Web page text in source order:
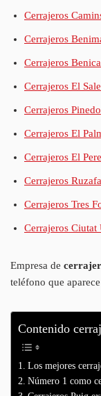
Cerrajeros
Cerrajeros
Cerrajeros
Cerrajeros El
Cerrajeros Pinedo
Cerrajeros El
Cerrajeros El
Cerrajeros Ruzafa
Cerrajeros Tres
Cerrajeros Ciutat
Empresa de
teléfono que
Contenido
Los mejores
Número 1 como